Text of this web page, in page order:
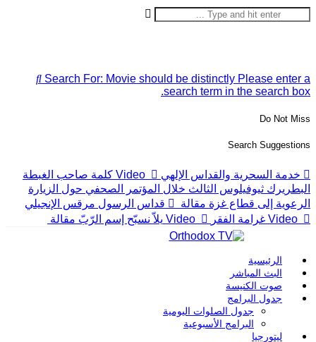
Search For:Movie should be distinctly Please enter
search term in the search
Do Not
Search
خدمة السحرية والقداس الإلهي Video كلمة صاحب الغبطة
ثيوفيلوس الثالث خلال المؤتمر الصحفي حول الزيارة
إلى قطاع غزة مقالة
قداس الرسول مرقس الإنجيلي
Video غرامة الفقر Video يلاّ نسبّح إسم الرّبّ مقالة
الرئيسية
البث المباشر
صوت الكنيسة
جدول البرامج
جدول الصلوات اليومية
البرامج الأسبوعية
ليتورجيا